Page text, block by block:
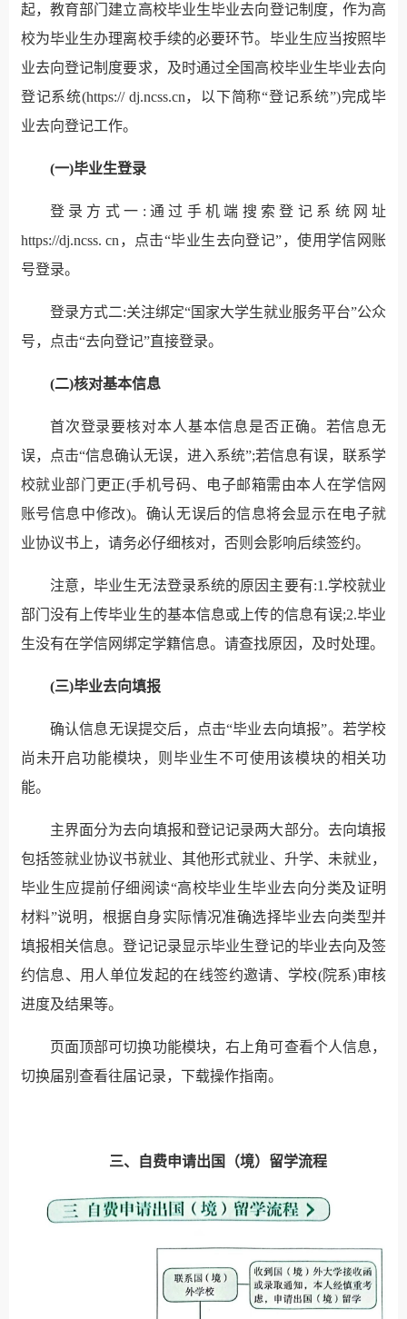
起，教育部门建立高校毕业生毕业去向登记制度，作为高
校为毕业生办理离校手续的必要环节。毕业生应当按照毕
业去向登记制度要求，及时通过全国高校毕业生毕业去向
登记系统(https:// dj.ncss.cn，以下简称“登记系统”)完成毕
业去向登记工作。
(一)毕业生登录
登录方式一:通过手机端搜索登记系统网址
https://dj.ncss. cn，点击“毕业生去向登记”，使用学信网账
号登录。
登录方式二:关注绑定“国家大学生就业服务平台”公众
号，点击“去向登记”直接登录。
(二)核对基本信息
首次登录要核对本人基本信息是否正确。若信息无
误，点击“信息确认无误，进入系统”;若信息有误，联系学
校就业部门更正(手机号码、电子邮箱需由本人在学信网
账号信息中修改)。确认无误后的信息将会显示在电子就
业协议书上，请务必仔细核对，否则会影响后续签约。
注意，毕业生无法登录系统的原因主要有:1.学校就业
部门没有上传毕业生的基本信息或上传的信息有误;2.毕业
生没有在学信网绑定学籍信息。请查找原因，及时处理。
(三)毕业去向填报
确认信息无误提交后，点击“毕业去向填报”。若学校
尚未开启功能模块，则毕业生不可使用该模块的相关功
能。
主界面分为去向填报和登记记录两大部分。去向填报
包括签就业协议书就业、其他形式就业、升学、未就业，
毕业生应提前仔细阅读“高校毕业生毕业去向分类及证明
材料”说明，根据自身实际情况准确选择毕业去向类型并
填报相关信息。登记记录显示毕业生登记的毕业去向及签
约信息、用人单位发起的在线签约邀请、学校(院系)审核
进度及结果等。
页面顶部可切换功能模块，右上角可查看个人信息，
切换届别查看往届记录，下载操作指南。
三、自费申请出国（境）留学流程